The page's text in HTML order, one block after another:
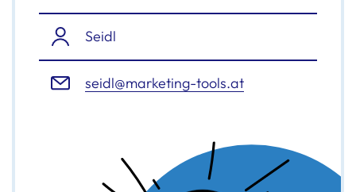
Seidl
seidl@marketing-tools.at